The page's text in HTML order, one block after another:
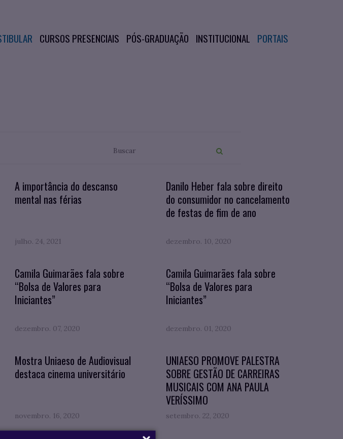
CURSOS PRESENCIAIS PÓS-GRADUAÇÃO INSTITUCIONAL PORTAIS
A importância do descanso
mental nas férias
julho. 24, 2021
Danilo Heber fala sobre direito
do consumidor no cancelamento
de festas de fim de ano
dezembro. 10, 2020
Camila Guimarães fala sobre
“Bolsa de Valores para
Iniciantes”
dezembro. 07, 2020
Camila Guimarães fala sobre
“Bolsa de Valores para
Iniciantes”
dezembro. 01, 2020
Mostra Uniaeso de Audiovisual
destaca cinema universitário
novembro. 16, 2020
UNIAESO PROMOVE PALESTRA
SOBRE GESTÃO DE CARREIRAS
MUSICAIS COM ANA PAULA
VERÍSSIMO
setembro. 22, 2020